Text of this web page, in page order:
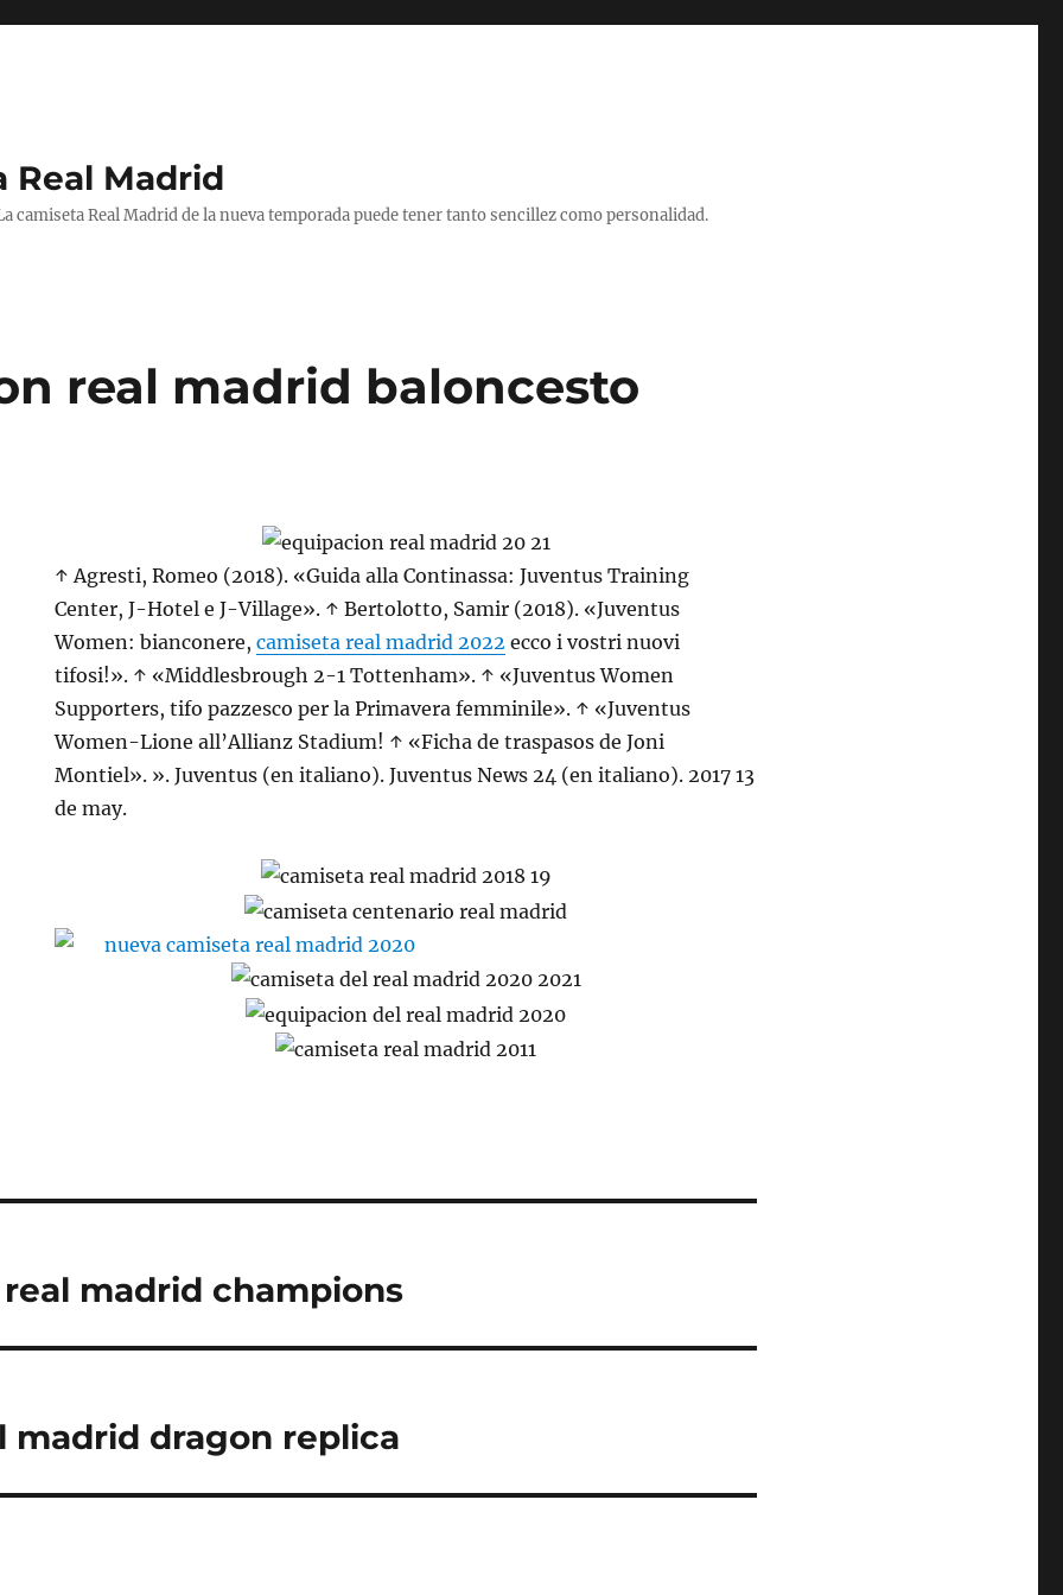
Real Madrid
camiseta Real Madrid de la nueva temporada puede tener tanto sencillez como personalidad.
real madrid baloncesto
↑ Agresti, Romeo (2018). «Guida alla Continassa: Juventus Training
Center, J-Hotel e J-Village». ↑ Bertolotto, Samir (2018). «Juventus
Women: bianconere,camiseta real madrid 2022 ecco i vostri nuovi
tifosi!». ↑ «Middlesbrough 2-1 Tottenham». ↑ «Juventus Women
Supporters, tifo pazzesco per la Primavera femminile». ↑ «Juventus
Women-Lione all’Allianz Stadium! ↑ «Ficha de traspasos de Joni
Montiel». ». Juventus (en italiano). Juventus News 24 (en italiano). 2017 13
de may.
madrid champions
madrid dragon replica